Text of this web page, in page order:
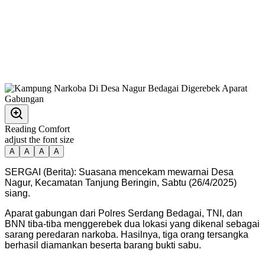
Reading Comfort
adjust the font size
A A A A
SERGAI (Berita): Suasana mencekam mewarnai Desa
Nagur, Kecamatan Tanjung Beringin, Sabtu (26/4/2025)
siang.
Aparat gabungan dari Polres Serdang Bedagai, TNI, dan
BNN tiba-tiba menggerebek dua lokasi yang dikenal sebagai
sarang peredaran narkoba. Hasilnya, tiga orang tersangka
berhasil diamankan beserta barang bukti sabu.